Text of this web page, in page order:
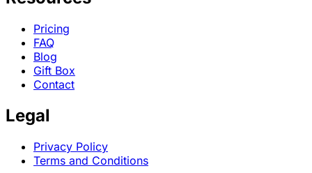
Pricing
FAQ
Blog
Gift Box
Contact
Legal
Privacy Policy
Terms and Conditions